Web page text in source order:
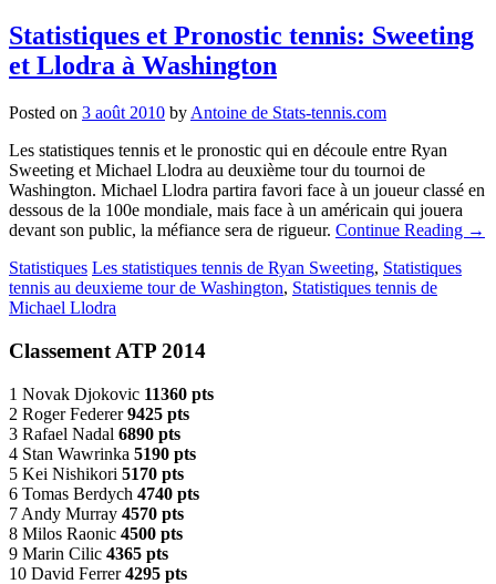
Statistiques et Pronostic tennis: Sweeting
et Llodra à Washington
Posted on 3 août 2010 by Antoine de Stats-tennis.com
Les statistiques tennis et le pronostic qui en découle entre Ryan
Sweeting et Michael Llodra au deuxième tour du tournoi de
Washington. Michael Llodra partira favori face à un joueur classé en
dessous de la 100e mondiale, mais face à un américain qui jouera
devant son public, la méfiance sera de rigueur. Continue Reading →
Statistiques Les statistiques tennis de Ryan Sweeting, Statistiques
tennis au deuxieme tour de Washington, Statistiques tennis de
Michael Llodra
Classement ATP 2014
1 Novak Djokovic 11360 pts
2 Roger Federer9425 pts
3 Rafael Nadal 6890 pts
4 Stan Wawrinka 5190 pts
5 Kei Nishikori 5170 pts
6 Tomas Berdych 4740 pts
7 Andy Murray 4570 pts
8 Milos Raonic 4500 pts
9 Marin Cilic 4365 pts
10 David Ferrer4295 pts